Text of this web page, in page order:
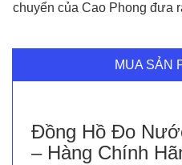
chuyển của Cao Phong đưa
MUA SẢN
Đồng Hồ Đo
– Hàng Chính